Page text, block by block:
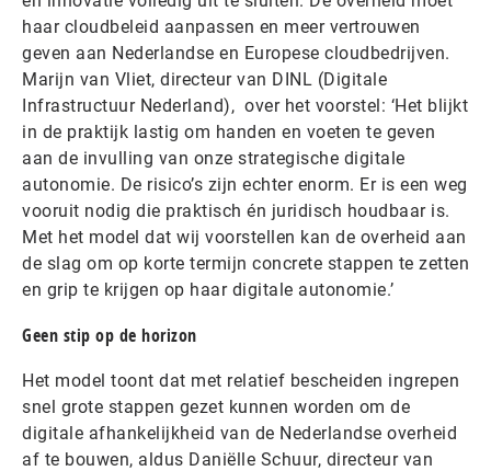
haar cloudbeleid aanpassen en meer vertrouwen
geven aan Nederlandse en Europese cloudbedrijven.
Marijn van Vliet, directeur van DINL (Digitale
Infrastructuur Nederland), over het voorstel: ‘Het blijkt
in de praktijk lastig om handen en voeten te geven
aan de invulling van onze strategische digitale
autonomie. De risico’s zijn echter enorm. Er is een weg
vooruit nodig die praktisch én juridisch houdbaar is.
Met het model dat wij voorstellen kan de overheid aan
de slag om op korte termijn concrete stappen te zetten
en grip te krijgen op haar digitale autonomie.’
Geen stip op de horizon
Het model toont dat met relatief bescheiden ingrepen
snel grote stappen gezet kunnen worden om de
digitale afhankelijkheid van de Nederlandse overheid
af te bouwen, aldus Daniëlle Schuur, directeur van